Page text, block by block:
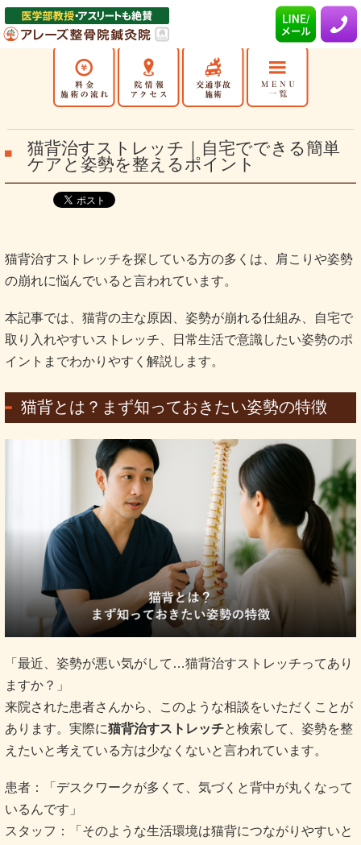
猫背治すストレッチ｜自宅でできる簡単
ケアと姿勢を整えるポイント
猫背治すストレッチを探している方の多くは、肩こりや姿勢
の崩れに悩んでいると言われています。
本記事では、猫背の主な原因、姿勢が崩れる仕組み、自宅で
取り入れやすいストレッチ、日常生活で意識したい姿勢のポ
イントまでわかりやすく解説します。
猫背とは？まず知っておきたい姿勢の特徴
「最近、姿勢が悪い気がして…猫背治すストレッチってあり
ますか？」
来院された患者さんから、このような相談をいただくことが
あります。実際に猫背治すストレッチと検索して、姿勢を整
えたいと考えている方は少なくないと言われています。
患者：「デスクワークが多くて、気づくと背中が丸くなって
いるんです」
スタッフ：「そのような生活環境は猫背につながりやすいと